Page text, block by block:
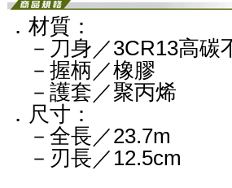
．材質：
－刀身／3CR13高碳
－握柄／橡膠
－護套／聚丙烯
．尺寸：
－全長／23.7m
－刃長／12.5cm